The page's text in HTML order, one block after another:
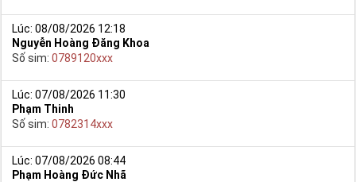
Lúc: 08/08/2026 12:18
Nguyễn Hoàng Đăng Khoa
Số sim: 0789120xxx
Lúc: 07/08/2026 11:30
Phạm Thinh
Số sim: 0782314xxx
Lúc: 07/08/2026 08:44
Phạm Hoàng Đức Nhã